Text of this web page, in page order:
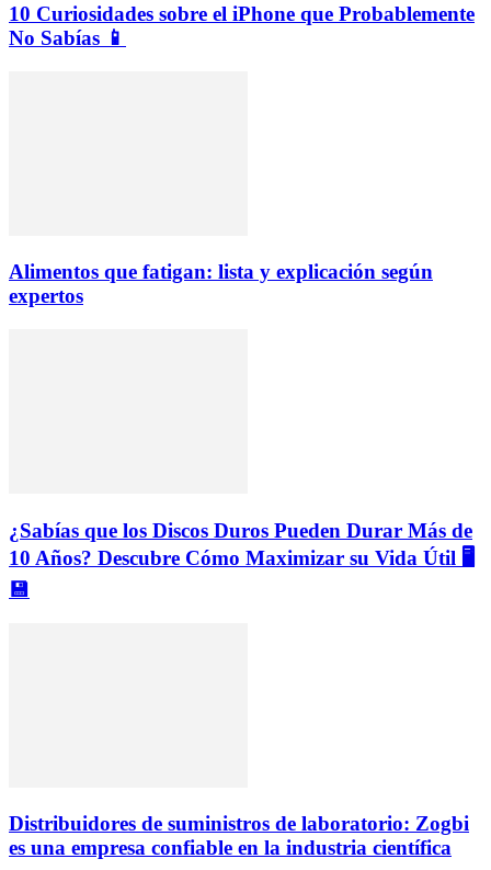
10 Curiosidades sobre el iPhone que Probablemente
No Sabías 📱
Alimentos que fatigan: lista y explicación según
expertos
¿Sabías que los Discos Duros Pueden Durar Más de
10 Años? Descubre Cómo Maximizar su Vida Útil 🖥️
💾
Distribuidores de suministros de laboratorio: Zogbi
es una empresa confiable en la industria científica